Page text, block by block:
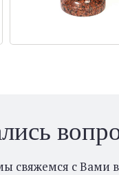
свяжемся с Вами